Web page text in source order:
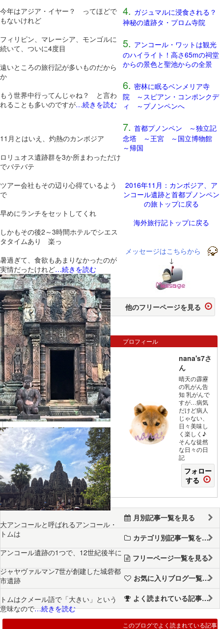
今年はアジア・イヤー？ ってほどで
もないけれど
フィリピン、マレーシア、モンゴルに
続いて、ついに4度目
遠いところの旅行記が多いものだから
か
もう世界中行ってんじゃね？ と言わ
れることも多いのですが…続きを読む
11月とはいえ、灼熱のカンボジア
ロリュオス遺跡群を3か所まわっただけ
でバテバテ
ツアー会社もその辺り心得ているよう
で
早めにランチをセットしてくれ
しかもその後2～3時間ホテルでシエス
タタイムあり 楽っ
暑過ぎて、食欲もあまりなかったのが
実情だったけれど…続きを読む
大アンコールと呼ばれるアンコール・
トムは
アンコール遺跡の1つで、12世紀後半に
ジャヤヴァルマン7世が創建した城砦都
市遺跡
トムはクメール語で「大きい」という
意味なので…続きを読む
4. ガジュマルに浸食される？
神秘の遺跡タ・プロム寺院
5. アンコール・ワットは観光
のハイライト！高さ65mの祠堂
からの景色と聖池からの全景
6. 密林に眠るベンメリア寺
院 ～スピアン・コンポンクデ
ィ ～プノンペンへ
7. 首都プノンペン ～独立記
念塔 ～王宮 ～国立博物館
～帰国
2016年11月：カンボジア、ア
ンコール遺跡と首都プノンペン
の旅トップに戻る
海外旅行記トップに戻る
メッセージはこちらから
↓
他のフリーページを見る
プロフィール
nana's7さ
ん
晴天の霹靂
の乳がん告
知 乳がんで
すが…病気
だけど病人
じゃない、
日々美味し
く楽しく♪
そんな徒然
な日々の日
記
フォロー
する
月別記事一覧を見る
カテゴリ別記事一覧を見る
フリーページ一覧を見る
お気に入りブログ一覧を見る
よく読まれている記事一覧を見る
このブログでよく読まれている記事